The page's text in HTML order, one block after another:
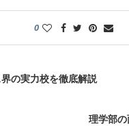
0
の実力校を徹底解説
理学部